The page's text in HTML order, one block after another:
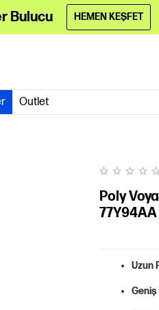
Bulucu HEMEN KEŞFET
Outlet
Poly
77Y94AA
Uzun